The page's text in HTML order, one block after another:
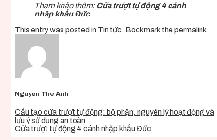
Tham khảo thêm: Cửa trượt tự động 4 cánh
nhập khẩu Đức
This entry was posted in Tin tức. Bookmark thepermalink.
Nguyen The Anh
Cấu tạo cửa trượt tự động: bộ phận, nguyên lý hoạt động và
lưu ý sử dụng an toàn
Cửa trượt tự động 4 cánh nhập khẩu Đức